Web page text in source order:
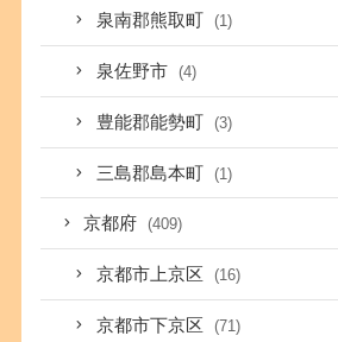
泉南郡熊取町 (1)
泉佐野市 (4)
豊能郡能勢町 (3)
三島郡島本町 (1)
京都府 (409)
京都市上京区 (16)
京都市下京区 (71)